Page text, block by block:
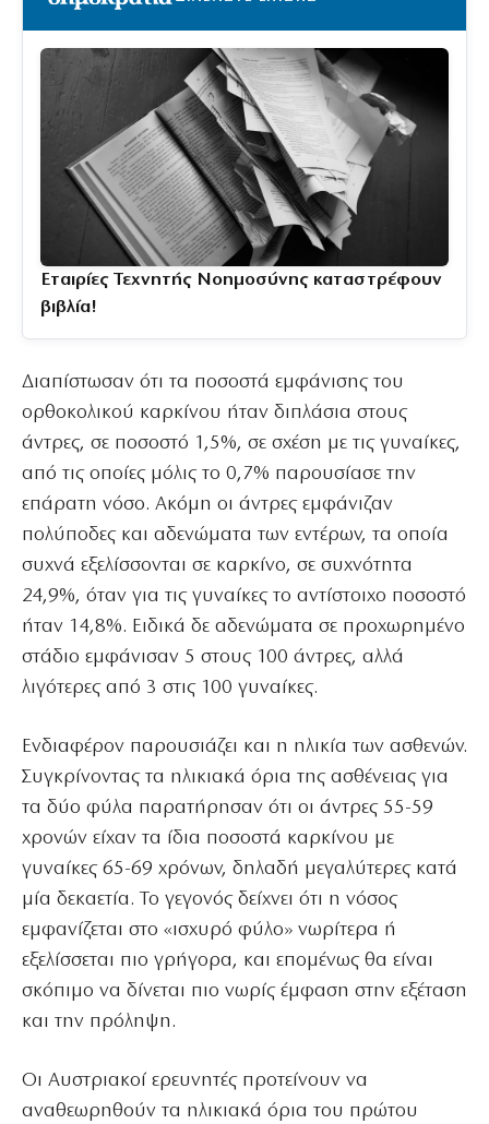
Εταιρίες Τεχνητής Νοημοσύνης καταστρέφουν
βιβλία!
Διαπίστωσαν ότι τα ποσοστά εμφάνισης του
ορθοκολικού καρκίνου ήταν διπλάσια στους
άντρες, σε ποσοστό 1,5%, σε σχέση με τις γυναίκες,
από τις οποίες μόλις το 0,7% παρουσίασε την
επάρατη νόσο. Ακόμη οι άντρες εμφάνιζαν
πολύποδες και αδενώματα των εντέρων, τα οποία
συχνά εξελίσσονται σε καρκίνο, σε συχνότητα
24,9%, όταν για τις γυναίκες το αντίστοιχο ποσοστό
ήταν 14,8%. Ειδικά δε αδενώματα σε προχωρημένο
στάδιο εμφάνισαν 5 στους 100 άντρες, αλλά
λιγότερες από 3 στις 100 γυναίκες.
Ενδιαφέρον παρουσιάζει και η ηλικία των ασθενών.
Συγκρίνοντας τα ηλικιακά όρια της ασθένειας για
τα δύο φύλα παρατήρησαν ότι οι άντρες 55-59
χρονών είχαν τα ίδια ποσοστά καρκίνου με
γυναίκες 65-69 χρόνων, δηλαδή μεγαλύτερες κατά
μία δεκαετία. Το γεγονός δείχνει ότι η νόσος
εμφανίζεται στο «ισχυρό φύλο» νωρίτερα ή
εξελίσσεται πιο γρήγορα, και επομένως θα είναι
σκόπιμο να δίνεται πιο νωρίς έμφαση στην εξέταση
και την πρόληψη.
Οι Αυστριακοί ερευνητές προτείνουν να
αναθεωρηθούν τα ηλικιακά όρια του πρώτου